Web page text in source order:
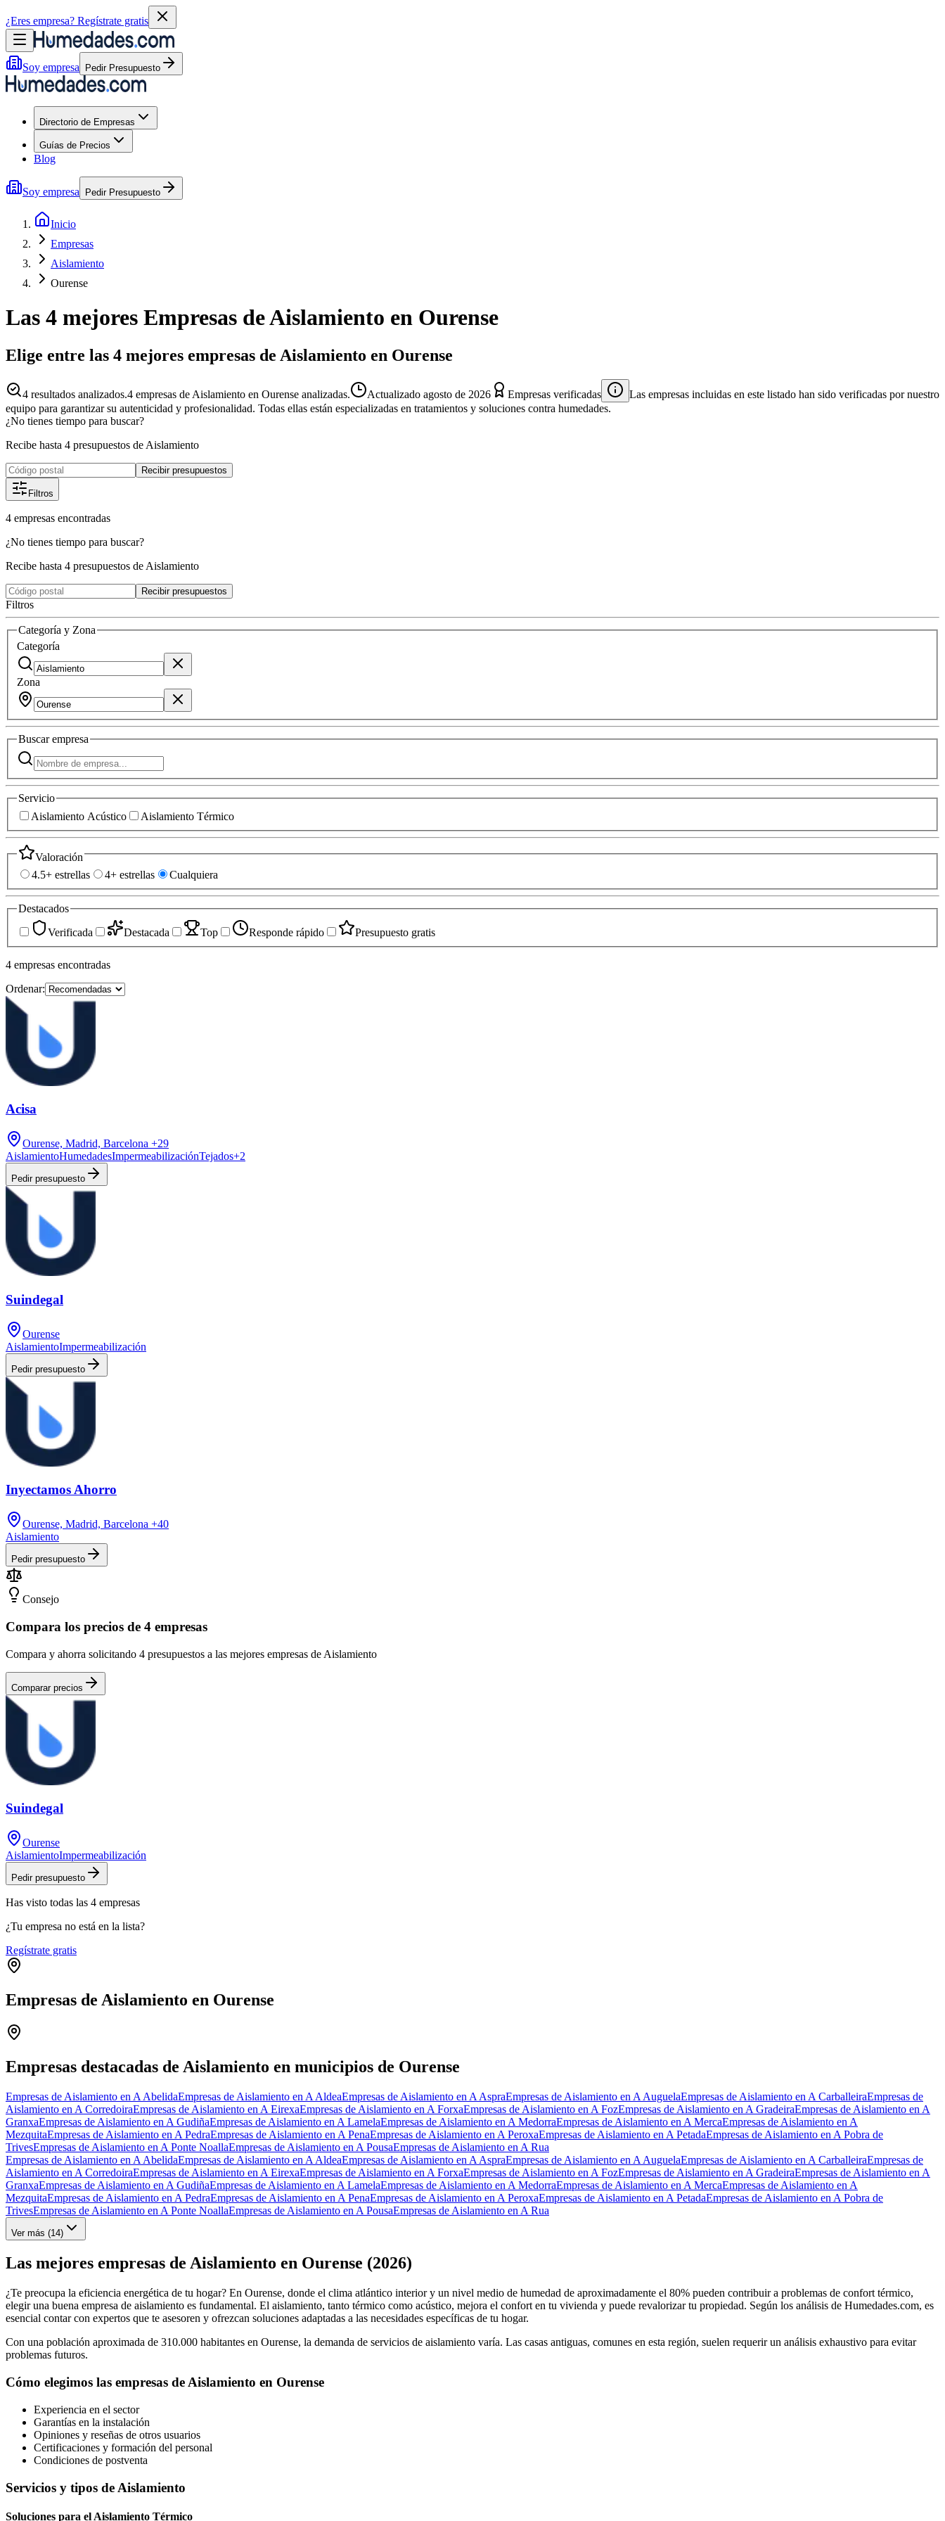
¿Eres empresa? Regístrate gratis
Soy empresa Pedir Presupuesto
Directorio de Empresas
Guías de Precios
Blog
Soy empresa Pedir Presupuesto
Inicio
Empresas
Aislamiento
Ourense
Las 4 mejores Empresas deAislamiento en Ourense
Elige entre las 4 mejores empresas de Aislamiento en Ourense
4 resultados analizados.4 empresas de Aislamiento en Ourense analizadas. Actualizado agosto de 2026 Empresas verificadas
Las empresas incluidas en este listado han sido verificadas por nuestro
equipo para garantizar su autenticidad y profesionalidad. Todas ellas están especializadas en tratamientos y soluciones contra humedades.
¿No tienes tiempo para buscar?
Recibe hasta 4 presupuestos de Aislamiento
Recibir presupuestos
Filtros
4 empresas encontradas
¿No tienes tiempo para buscar?
Recibe hasta 4 presupuestos de Aislamiento
Recibir presupuestos
Filtros
Categoría y Zona
Categoría
Zona
Buscarempresa
Servicio
Aislamiento Acústico
Aislamiento Térmico
Valoración
4.5+ estrellas
4+ estrellas Cualquiera
Destacados
Verificada
Destacada Top Responde rápido Presupuesto gratis
4 empresas encontradas
Ordenar:
Acisa
Ourense, Madrid, Barcelona +29
AislamientoHumedadesImpermeabilizaciónTejados+2
Pedir presupuesto
Suindegal
Ourense
AislamientoImpermeabilización
Pedir presupuesto
Inyectamos Ahorro
Ourense, Madrid, Barcelona +40
Aislamiento
Pedir presupuesto
Consejo
Compara los precios de 4 empresas
Compara y ahorra solicitando 4 presupuestos a las mejores empresas de Aislamiento
Comparar precios
Suindegal
Ourense
AislamientoImpermeabilización
Pedir presupuesto
Has visto todas las 4 empresas
¿Tu empresa no está en la lista?
Regístrate gratis
Empresas de Aislamiento en Ourense
−
Empresas destacadas de Aislamiento en municipios de Ourense
Empresas de Aislamiento en A AbelidaEmpresas de Aislamiento en A AldeaEmpresas de Aislamiento en A AspraEmpresas de Aislamiento en A AuguelaEmpresas de Aislamiento en A CarballeiraEmpresas de
Aislamiento en A CorredoiraEmpresas de Aislamiento en A EirexaEmpresas de Aislamiento en A ForxaEmpresas de Aislamiento en A FozEmpresas de Aislamiento en A GradeiraEmpresas de Aislamiento en A
GranxaEmpresas de Aislamiento en A GudiñaEmpresas de Aislamiento en A LamelaEmpresas de Aislamiento en A MedorraEmpresas de Aislamiento en A MercaEmpresas de Aislamiento en A
MezquitaEmpresas de Aislamiento en A PedraEmpresas de Aislamiento en A PenaEmpresas de Aislamiento en A PeroxaEmpresas de Aislamiento en A PetadaEmpresas de Aislamiento en A Pobra de
TrivesEmpresas de Aislamiento en A Ponte NoallaEmpresas de Aislamiento en A PousaEmpresas de Aislamiento en A Rua
Empresas de Aislamiento en A AbelidaEmpresas de Aislamiento en A AldeaEmpresas de Aislamiento en A AspraEmpresas de Aislamiento en A AuguelaEmpresas de Aislamiento en A CarballeiraEmpresas de
Aislamiento en A CorredoiraEmpresas de Aislamiento en A EirexaEmpresas de Aislamiento en A ForxaEmpresas de Aislamiento en A FozEmpresas de Aislamiento en A GradeiraEmpresas de Aislamiento en A
GranxaEmpresas de Aislamiento en A GudiñaEmpresas de Aislamiento en A LamelaEmpresas de Aislamiento en A MedorraEmpresas de Aislamiento en A MercaEmpresas de Aislamiento en A
MezquitaEmpresas de Aislamiento en A PedraEmpresas de Aislamiento en A PenaEmpresas de Aislamiento en A PeroxaEmpresas de Aislamiento en A PetadaEmpresas de Aislamiento en A Pobra de
TrivesEmpresas de Aislamiento en A Ponte NoallaEmpresas de Aislamiento en A PousaEmpresas de Aislamiento en A Rua
Ver más (14)
Las mejores empresas de Aislamiento en Ourense (2026)
¿Te preocupa la eficiencia energética de tu hogar? En Ourense, donde el clima atlántico interior y un nivel medio de humedad de aproximadamente el 80% pueden contribuir a problemas de confort térmico,
elegir una buena empresa de aislamiento es fundamental. El aislamiento, tanto térmico como acústico, mejora el confort en tu vivienda y puede revalorizar tu propiedad. Según los análisis de Humedades.com, es
esencial contar con expertos que te asesoren y ofrezcan soluciones adaptadas a las necesidades específicas de tu hogar.
Con una población aproximada de 310.000 habitantes en Ourense, la demanda de servicios de aislamiento varía. Las casas antiguas, comunes en esta región, suelen requerir un análisis exhaustivo para evitar
problemas futuros.
Cómo elegimos las empresas de Aislamiento en Ourense
Experiencia en el sector
Garantías en la instalación
Opiniones y reseñas de otros usuarios
Certificaciones y formación del personal
Condiciones de postventa
Servicios y tipos de Aislamiento
Soluciones para el Aislamiento Térmico